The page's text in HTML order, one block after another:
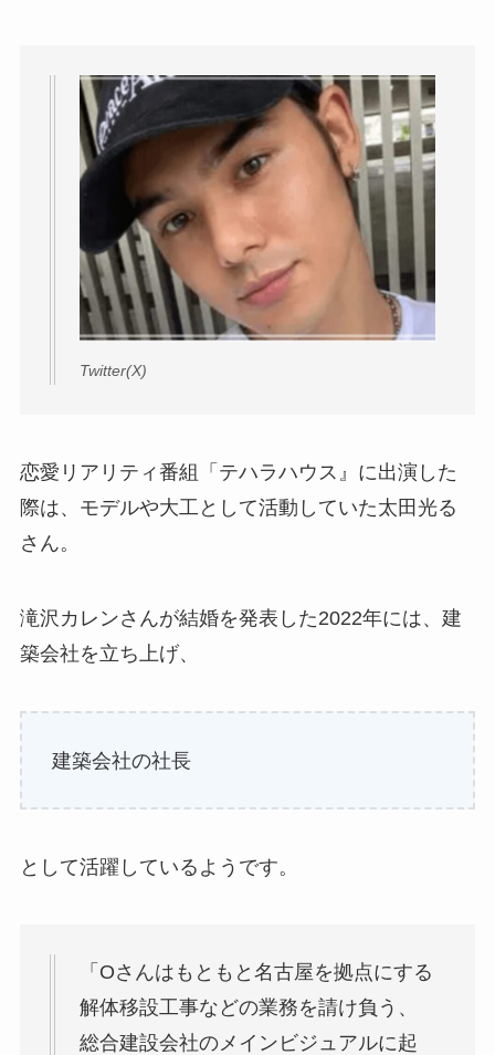
Twitter(X)
恋愛リアリティ番組「テハラハウス』に出演した
際は、モデルや大工として活動していた太田光る
さん。
滝沢カレンさんが結婚を発表した2022年には、建
築会社を立ち上げ、
建築会社の社長
として活躍しているようです。
「Oさんはもともと名古屋を拠点にする
解体移設工事などの業務を請け負う、
総合建設会社のメインビジュアルに起